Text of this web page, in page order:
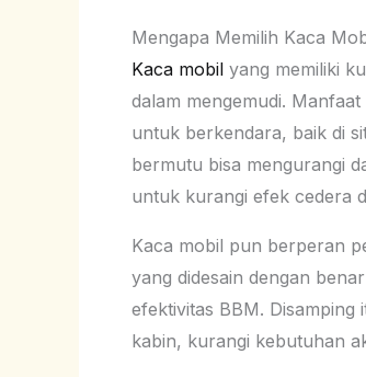
Mengapa Memilih Kaca
Kaca mobil yang memiliki
dalam mengemudi.
untuk berkendara, baik di
bermutu bisa mengurangi
untuk kurangi efek cedera
Kaca mobil pun berperan
yang didesain dengan
efektivitas BBM. Disamping
kabin, kurangi kebutuhan